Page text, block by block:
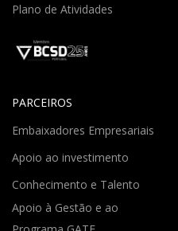
Plano de Atividades
PARCEIROS
Embaixadores Empresariais
Apoio ao investimento
Conhecimento e Talento
Apoio à Gestão e ao